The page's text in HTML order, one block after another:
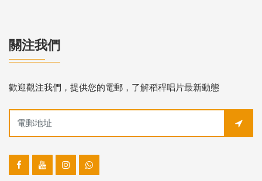
關注我們
歡迎觀注我們，提供您的電郵，了解稻稈唱片最新動態